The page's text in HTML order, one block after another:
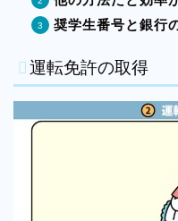
奨学生番号と銀行
運転免許の取得